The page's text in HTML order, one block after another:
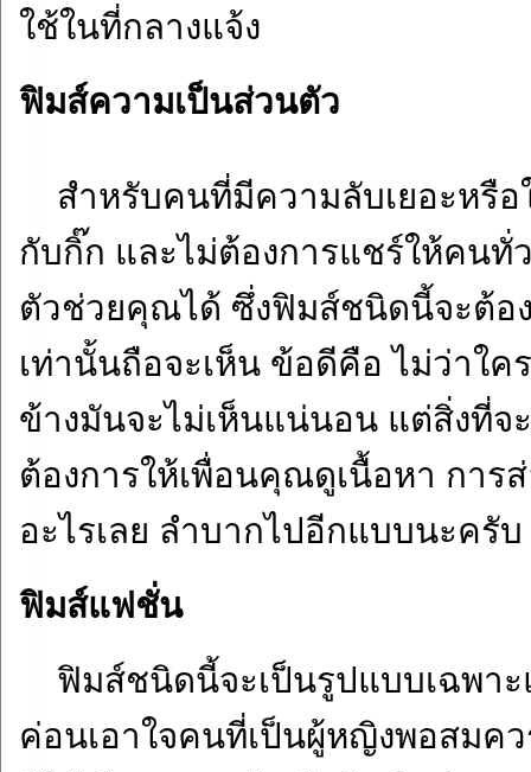
ใช้ในที่กลางแจ้ง
ฟิมส์ความเป็นส่วนตัว
สำหรับคนที่มีความลับเยอะหรือ
กับกิ๊ก และไม่ต้องการแชร์ให้คน
ตัวช่วยคุณได้ ซึ่งฟิมส์ชนิดนี้จะต้อ
เท่านั้นถือจะเห็น ข้อดีคือ ไม่ว่าใ
ข้างมันจะไม่เห็นแน่นอน แต่สิ่งที่
ต้องการให้เพื่อนคุณดูเนื้อหา การ
อะไรเลย ลำบากไปอีกแบบนะครับ
ฟิมส์แฟชั่น
ฟิมส์ชนิดนี้จะเป็นรูปแบบเฉพาะ
ค่อนเอาใจคนที่เป็นผู้หญิงพอสมค